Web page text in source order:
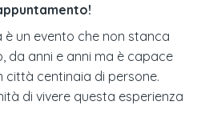
è un evento che non stanca
da anni e anni ma è capace
città centinaia di persone.
di vivere questa esperienza